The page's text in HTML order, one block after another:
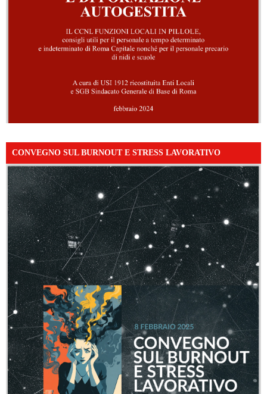
CONVEGNO SUL BURNOUT E STRESS LAVORATIVO